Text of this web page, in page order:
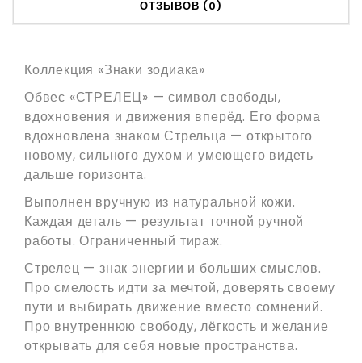
ОТЗЫВОВ (0)
Коллекция «Знаки зодиака»
Обвес «СТРЕЛЕЦ» — символ свободы,
вдохновения и движения вперёд. Его форма
вдохновлена знаком Стрельца — открытого
новому, сильного духом и умеющего видеть
дальше горизонта.
Выполнен вручную из натуральной кожи.
Каждая деталь — результат точной ручной
работы. Ограниченный тираж.
Стрелец — знак энергии и больших смыслов.
Про смелость идти за мечтой, доверять своему
пути и выбирать движение вместо сомнений.
Про внутреннюю свободу, лёгкость и желание
открывать для себя новые пространства.